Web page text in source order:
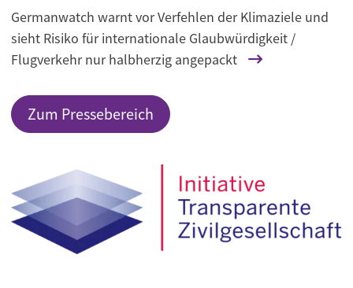
Germanwatch warnt vor Verfehlen der Klimaziele und
sieht Risiko für internationale Glaubwürdigkeit /
Flugverkehr nur halbherzig angepackt
Zum Pressebereich